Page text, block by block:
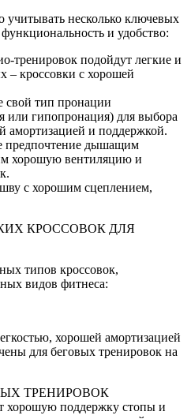
несколько ключевых
и удобство:
тренировок подойдут легкие и
– кроссовки с хорошей
свой тип пронации
или гипопронация) для выбора
амортизацией и поддержкой.
предпочтение дышащим
хорошую вентиляцию и
с хорошим сцеплением,
КРОССОВОК ДЛЯ
типов кроссовок,
видов фитнеса:
хорошей амортизацией
для беговых тренировок на
ТРЕНИРОВОК
хорошую поддержку стопы и